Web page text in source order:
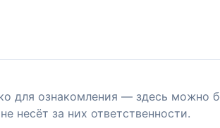
для ознакомления — здесь можно
несёт за них ответственности.